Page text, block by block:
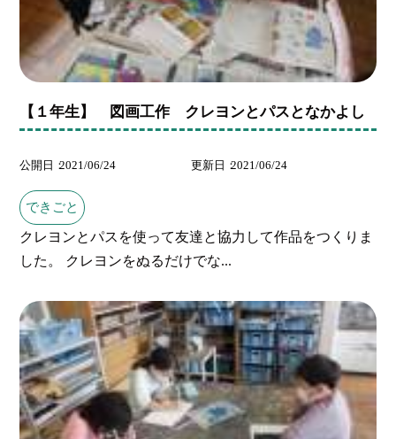
【１年生】 図画工作 クレヨンとパスとなかよし
公開日 2021/06/24 更新日 2021/06/24
できごと
クレヨンとパスを使って友達と協力して作品をつくりま
した。 クレヨンをぬるだけでな...